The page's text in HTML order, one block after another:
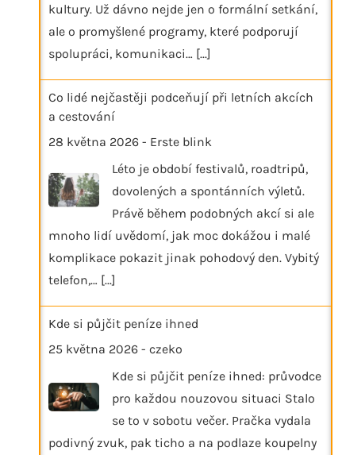
kultury. Už dávno nejde jen o formální setkání,
ale o promyšlené programy, které podporují
spolupráci, komunikaci… [...]
Co lidé nejčastěji podceňují při letních akcích
a cestování
28 května 2026 - Erste blink
Léto je období festivalů, roadtripů,
dovolených a spontánních výletů.
Právě během podobných akcí si ale
mnoho lidí uvědomí, jak moc dokážou i malé
komplikace pokazit jinak pohodový den. Vybitý
telefon,… [...]
Kde si půjčit peníze ihned
25 května 2026 - czeko
Kde si půjčit peníze ihned: průvodce
pro každou nouzovou situaci Stalo
se to v sobotu večer. Pračka vydala
podivný zvuk, pak ticho a na podlaze koupelny